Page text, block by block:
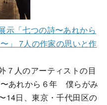
「七つの詩〜あれから
」 7人の作家の思いと作
７人のアーティストの目
あれから６年 僕らがみ
14日、東京・千代田区の